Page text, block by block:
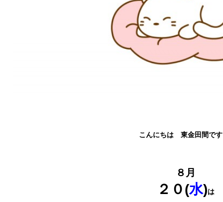
こんにちは 東金田間です
８月
２０(水)は